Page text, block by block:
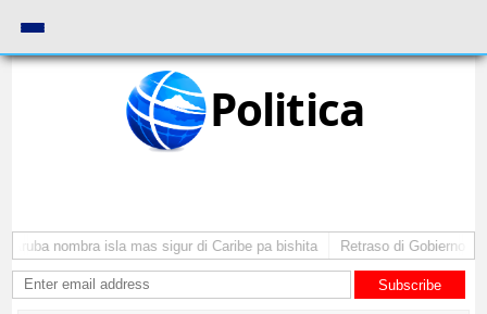
Politica
nombra isla mas sigur di Caribe pa bishita Retraso di Gobierno ta
Subscribe